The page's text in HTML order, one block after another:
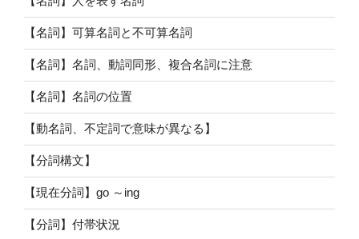
【名詞】可算名詞と不可算名詞
【名詞】名詞、動詞同形、複合名詞に注意
【名詞】名詞の位置
【動名詞、不定詞で意味が異なる】
【分詞構文】
【現在分詞】go ～ing
【分詞】付帯状況